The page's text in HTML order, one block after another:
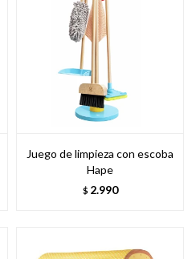
Juego de limpieza con escoba
Hape
$ 2.990